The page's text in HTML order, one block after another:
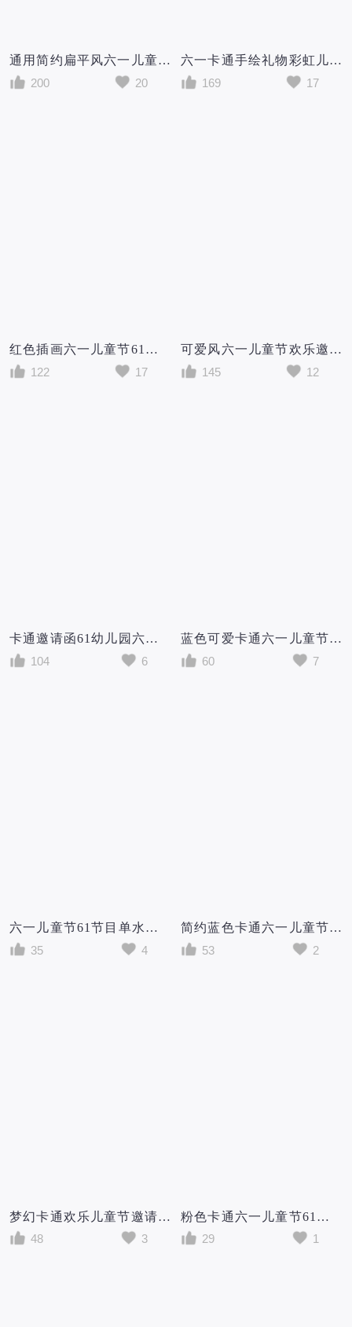
通用简约扁平风六一儿童节邀请函海报手机宣传海报
200
20
六一卡通手绘礼物彩虹儿童节蓝色邀请函海报六一儿童节61儿童节邀请函
169
17
红色插画六一儿童节61儿童节邀请函手机文案海报
122
17
可爱风六一儿童节欢乐邀请函模板
145
12
卡通邀请函61幼儿园六一儿童节海报
104
6
蓝色可爱卡通六一儿童节61儿童节邀请函手机文案海报
60
7
六一儿童节61节目单水彩卡通儿童邀请函
35
4
简约蓝色卡通六一儿童节61儿童节邀请函手机文案海报
53
2
梦幻卡通欢乐儿童节邀请函手机海报六一儿童节61儿童节邀请函
48
3
粉色卡通六一儿童节61儿童节邀请函
29
1